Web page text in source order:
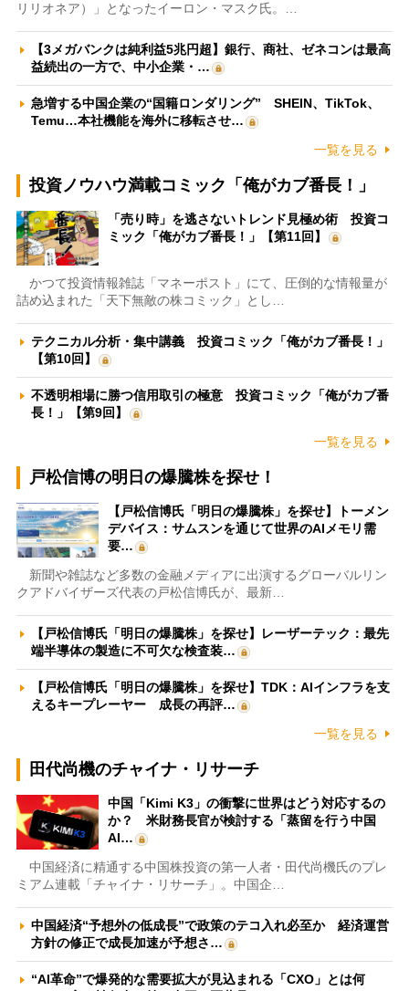
リリオネア）」となったイーロン・マスク氏。…
【3メガバンクは純利益5兆円超】銀行、商社、ゼネコンは最高
益続出の一方で、中小企業・…
急増する中国企業の“国籍ロンダリング” SHEIN、TikTok、
Temu…本社機能を海外に移転させ…
一覧を見る
投資ノウハウ満載コミック「俺がカブ番長！」
「売り時」を逃さないトレンド見極め術 投資コ
ミック「俺がカブ番長！」【第11回】
かつて投資情報雑誌「マネーポスト」にて、圧倒的な情報量が
詰め込まれた「天下無敵の株コミック」とし…
テクニカル分析・集中講義 投資コミック「俺がカブ番長！」
【第10回】
不透明相場に勝つ信用取引の極意 投資コミック「俺がカブ番
長！」【第9回】
一覧を見る
戸松信博の明日の爆騰株を探せ！
【戸松信博氏「明日の爆騰株」を探せ】トーメン
デバイス：サムスンを通じて世界のAIメモリ需
要…
新聞や雑誌など多数の金融メディアに出演するグローバルリン
クアドバイザーズ代表の戸松信博氏が、最新…
【戸松信博氏「明日の爆騰株」を探せ】レーザーテック：最先
端半導体の製造に不可欠な検査装…
【戸松信博氏「明日の爆騰株」を探せ】TDK：AIインフラを支
えるキープレーヤー 成長の再評…
一覧を見る
田代尚機のチャイナ・リサーチ
中国「Kimi K3」の衝撃に世界はどう対応するの
か？ 米財務長官が検討する「蒸留を行う中国
AI…
中国経済に精通する中国株投資の第一人者・田代尚機氏のプレ
ミアム連載「チャイナ・リサーチ」。中国企…
中国経済“予想外の低成長”で政策のテコ入れ必至か 経済運営
方針の修正で成長加速が予想さ…
“AI革命”で爆発的な需要拡大が見込まれる「CXO」とは何